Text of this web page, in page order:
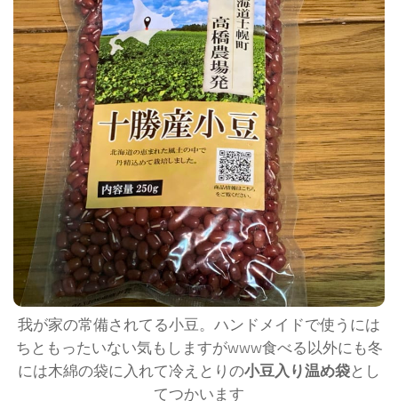
我が家の常備されてる小豆。ハンドメイドで使うには
ちともったいない気もしますがwww食べる以外にも冬
には木綿の袋に入れて冷えとりの小豆入り温め袋とし
てつかいます